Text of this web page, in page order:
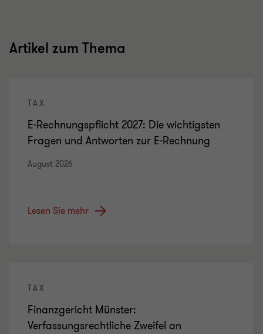
Artikel zum Thema
TAX
E-Rechnungspflicht 2027: Die wichtigsten
Fragen und Antworten zur E-Rechnung
August 2026
Lesen Sie mehr
TAX
Finanzgericht Münster:
Verfassungsrechtliche Zweifel an